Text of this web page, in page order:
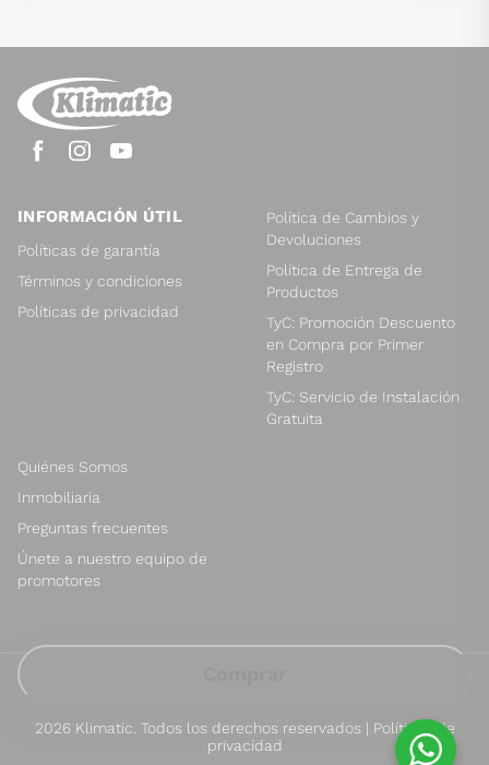
INFORMACIÓN ÚTIL
Políticas de garantía
Términos y condiciones
Políticas de privacidad
Política de Cambios y
Devoluciones
Política de Entrega de
Productos
TyC: Promoción Descuento
en Compra por Primer
Registro
TyC: Servicio de Instalación
Gratuita
Quiénes Somos
Inmobiliaria
Preguntas frecuentes
Únete a nuestro equipo de
promotores
2026 Klimatic. Todos los derechos reservados | Políticas de
privacidad